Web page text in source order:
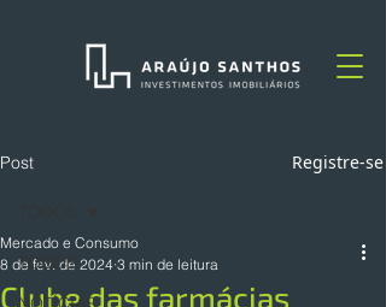
Post Registre-se
TODOS
Clube das farmácias
Mercado e Consumo
8 de fev. de 2024 3 min de leitura